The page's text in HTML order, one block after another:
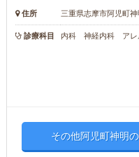
住所 三重県志摩市阿児町神
診療科目 内科 神経内科 アレ
その他阿児町神明